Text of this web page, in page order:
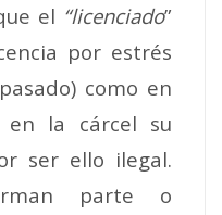
el “licenciado”
por estrés
como en
en la cárcel su
ser ello ilegal.
parte o